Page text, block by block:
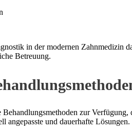
in der modernen Zahnmedizin
Betreuung.
zur
angepasste und dauerhafte Lösungen.